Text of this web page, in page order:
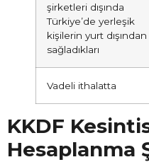
şirketleri dışında
Türkiye’de yerleşik
kişilerin yurt dışından
sağladıkları
Vadeli ithalatta
KKDF
Hesaplanma